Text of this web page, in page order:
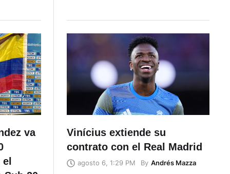
va
el
Vinícius extiende su
contrato con el Real Madrid
agosto 6, 1:29 PM By Andrés Mazza